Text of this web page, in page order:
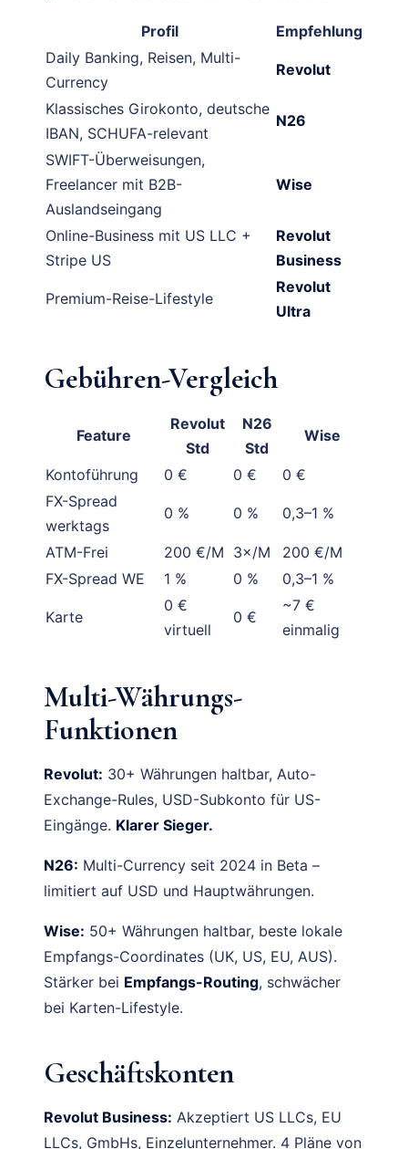
Profil
Empfehlung
Daily Banking, Reisen, Multi-
Currency
Revolut
Klassisches Girokonto, deutsche
IBAN, SCHUFA-relevant
N26
SWIFT-Überweisungen,
Freelancer mit B2B-
Auslandseingang
Wise
Online-Business mit US LLC +
Stripe US
Revolut
Business
Premium-Reise-Lifestyle
Revolut
Ultra
Gebühren-Vergleich
Feature
Revolut
Std
N26
Std
Wise
Kontoführung 0 € 0 €
0 €
FX-Spread
werktags
0 % 0 % 0,3–1 %
ATM-Frei 200 €/M 3×/M
200 €/M
FX-Spread WE
1 % 0 % 0,3–1 %
Karte
0 €
virtuell
0 €
~7 €
einmalig
Multi-Währungs-
Funktionen
Revolut: 30+ Währungen haltbar, Auto-
Exchange-Rules, USD-Subkonto für US-
Eingänge. Klarer Sieger.
N26: Multi-Currency seit 2024 in Beta –
limitiert auf USD und Hauptwährungen.
Wise: 50+ Währungen haltbar, beste lokale
Empfangs-Coordinates (UK, US, EU, AUS).
Stärker bei Empfangs-Routing, schwächer
bei Karten-Lifestyle.
Geschäftskonten
Revolut Business: Akzeptiert US LLCs, EU
LLCs, GmbHs, Einzelunternehmer. 4 Pläne von